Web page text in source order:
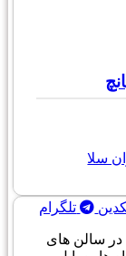
سلا
تلگرام
در سالن های